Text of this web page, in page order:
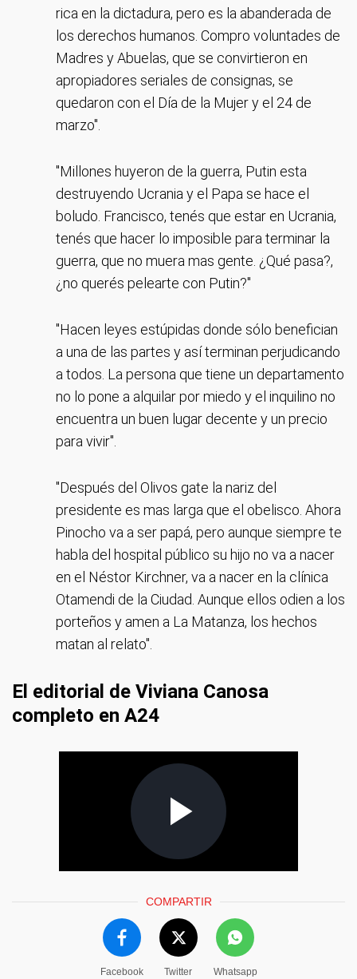
rica en la dictadura, pero es la abanderada de
los derechos humanos. Compro voluntades de
Madres y Abuelas, que se convirtieron en
apropiadores seriales de consignas, se
quedaron con el Día de la Mujer y el 24 de
marzo".
"Millones huyeron de la guerra, Putin esta
destruyendo Ucrania y el Papa se hace el
boludo. Francisco, tenés que estar en Ucrania,
tenés que hacer lo imposible para terminar la
guerra, que no muera mas gente. ¿Qué pasa?,
¿no querés pelearte con Putin?"
"Hacen leyes estúpidas donde sólo benefician
a una de las partes y así terminan perjudicando
a todos. La persona que tiene un departamento
no lo pone a alquilar por miedo y el inquilino no
encuentra un buen lugar decente y un precio
para vivir".
"Después del Olivos gate la nariz del
presidente es mas larga que el obelisco. Ahora
Pinocho va a ser papá, pero aunque siempre te
habla del hospital público su hijo no va a nacer
en el Néstor Kirchner, va a nacer en la clínica
Otamendi de la Ciudad. Aunque ellos odien a los
porteños y amen a La Matanza, los hechos
matan al relato".
El editorial de Viviana Canosa
completo en A24
COMPARTIR
Facebook Twitter Whatsapp